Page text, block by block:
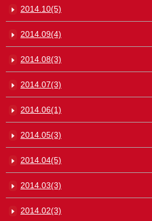
2014.10(5)
2014.09(4)
2014.08(3)
2014.07(3)
2014.06(1)
2014.05(3)
2014.04(5)
2014.03(3)
2014.02(3)